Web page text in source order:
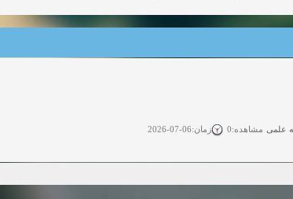
آزاد مشاهده:0 زمان:11-04-2025